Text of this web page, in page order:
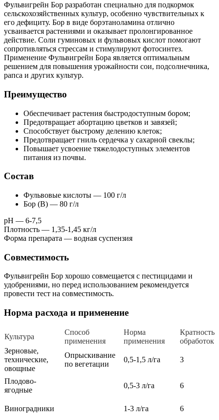
Фульвигрейн Бор разработан специально для подкормок
сельскохозяйственных культур, особенно чувствительных к
его дефициту. Бор в виде борэтаноламина отлично
усваивается растениями и оказывает пролонгированное
действие. Соли гуминовых и фульвовых кислот помогают
сопротивляться стрессам и стимулируют фотосинтез.
Применение Фульвигрейн Бора является оптимальным
решением для повышения урожайности сои, подсолнечника,
рапса и других культур.
Преимущество
Обеспечивает растения быстродоступным бором;
Предотвращает абортацию цветков и завязей;
Способствует быстрому делению клеток;
Предотвращает гниль сердечка у сахарной свеклы;
Повышает усвоение тяжелодоступных элементов
питания из почвы.
Cостав
Фульвовые кислоты — 100 г/л
Бор (В) — 80 г/л
рН — 6-7,5
Плотность — 1,35-1,45 кг/л
Форма препарата — водная суспензия
Совместимость
Фульвигрейн Бор хорошо совмещается с пестицидами и
удобрениями, но перед использованием рекомендуется
провести тест на совместимость.
Норма расхода и применение
Культура
Способ
применения
Норма
применения
Кратность
обработок
Зерновые,
технические,
овощные
Опрыскивание
по вегетации
0,5-1,5 л/га 3
Плодово-
ягодные
0,5-3 л/га 6
Виноградники 1-3 л/га
6